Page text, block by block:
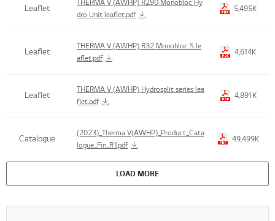
Leaflet
dro Unit leaflet.pdf
5,495K
Leaflet
THERMA V (AWHP) R32 Monobloc S le
aflet.pdf
4,614K
Leaflet
THERMA V (AWHP) Hydrosplit series lea
flet.pdf
4,891K
Catalogue
(2023)_Therma V(AWHP)_Product_Cata
logue_Fin_R1.pdf
49,499K
LOAD MORE